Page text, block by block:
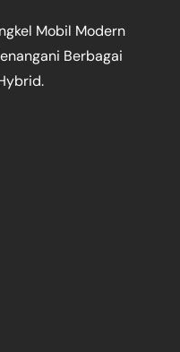
Mobil Modern
Berbagai